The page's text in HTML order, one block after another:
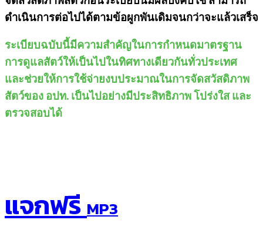
ดำเนินการต่อไปได้ตามข้อผูกพันเดิมจนกว่าจะแล้วเสร็จ
ระเบียบฉบับนี้มีความสำคัญในการกำหนดมาตรฐาน
การดูแลสัตว์ให้เป็นไปในทิศทางเดียวกันทั่วประเทศ
และช่วยให้การใช้จ่ายงบประมาณในการจัดสวัสดิภาพ
สัตว์ของ อปท. เป็นไปอย่างมีประสิทธิภาพ โปร่งใส และ
ตรวจสอบได้
แจกฟรีMP3